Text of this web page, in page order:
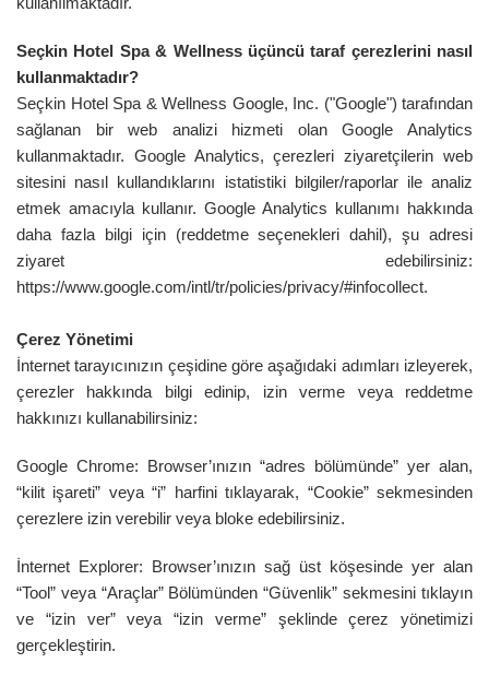
Seçkin Hotel Spa & Wellness üçüncü taraf çerezlerini nasıl
kullanmaktadır?
Seçkin Hotel Spa & Wellness Google, Inc. ("Google") tarafından
sağlanan bir web analizi hizmeti olan Google Analytics
kullanmaktadır. Google Analytics, çerezleri ziyaretçilerin web
sitesini nasıl kullandıklarını istatistiki bilgiler/raporlar ile analiz
etmek amacıyla kullanır. Google Analytics kullanımı hakkında
daha fazla bilgi için (reddetme seçenekleri dahil), şu adresi
ziyaret edebilirsiniz:
https://www.google.com/intl/tr/policies/privacy/#infocollect.
Çerez Yönetimi
İnternet tarayıcınızın çeşidine göre aşağıdaki adımları izleyerek,
çerezler hakkında bilgi edinip, izin verme veya reddetme
hakkınızı kullanabilirsiniz:
Google Chrome: Browser’ınızın “adres bölümünde” yer alan,
“kilit işareti” veya “i” harfini tıklayarak, “Cookie” sekmesinden
çerezlere izin verebilir veya bloke edebilirsiniz.
İnternet Explorer: Browser’ınızın sağ üst köşesinde yer alan
“Tool” veya “Araçlar” Bölümünden “Güvenlik” sekmesini tıklayın
ve “izin ver” veya “izin verme” şeklinde çerez yönetimizi
gerçekleştirin.